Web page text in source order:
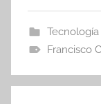
Tecnología
Francisco